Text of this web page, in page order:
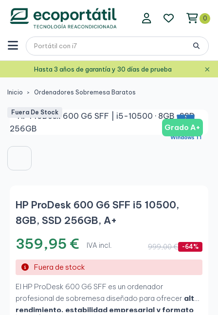
0
Hasta 3 años de garantía y 30 días de prueba ×
Inicio Ordenadores Sobremesa Baratos
Grado A+
Fuera De Stock
HP ProDesk 600 G6 SFF i5 10500,
8GB, SSD 256GB, A+
359,95 € IVA incl. 999,00 € -64%
Fuera de stock
El HP ProDesk 600 G6 SFF es un ordenador
profesional de sobremesa diseñado para ofrecer alto
rendimiento, estabilidad empresarial y formato